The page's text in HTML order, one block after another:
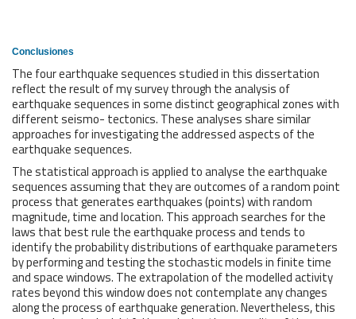
Conclusiones
The four earthquake sequences studied in this dissertation
reflect the result of my survey through the analysis of
earthquake sequences in some distinct geographical zones with
different seismo- tectonics. These analyses share similar
approaches for investigating the addressed aspects of the
earthquake sequences.
The statistical approach is applied to analyse the earthquake
sequences assuming that they are outcomes of a random point
process that generates earthquakes (points) with random
magnitude, time and location. This approach searches for the
laws that best rule the earthquake process and tends to
identify the probability distributions of earthquake parameters
by performing and testing the stochastic models in finite time
and space windows. The extrapolation of the modelled activity
rates beyond this window does not contemplate any changes
along the process of earthquake generation. Nevertheless, this